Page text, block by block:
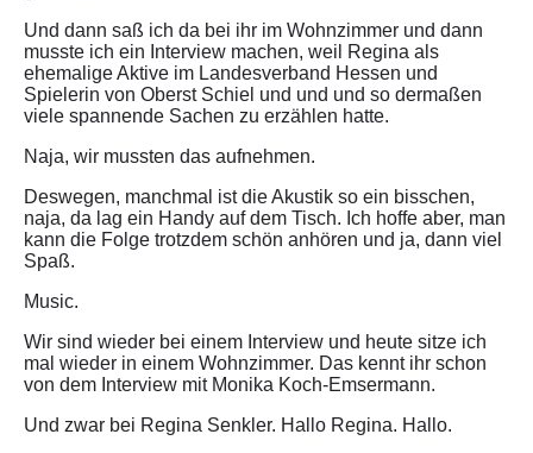
Und dann saß ich da bei ihr im Wohnzimmer und dann
musste ich ein Interview machen, weil Regina als
ehemalige Aktive im Landesverband Hessen und
Spielerin von Oberst Schiel und und und so dermaßen
viele spannende Sachen zu erzählen hatte.
Naja, wir mussten das aufnehmen.
Deswegen, manchmal ist die Akustik so ein bisschen,
naja, da lag ein Handy auf dem Tisch. Ich hoffe aber, man
kann die Folge trotzdem schön anhören und ja, dann viel
Spaß.
Music.
Wir sind wieder bei einem Interview und heute sitze ich
mal wieder in einem Wohnzimmer. Das kennt ihr schon
von dem Interview mit Monika Koch-Emsermann.
Und zwar bei Regina Senkler. Hallo Regina. Hallo.